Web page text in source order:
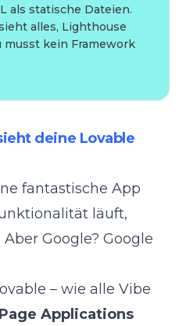
als statische Dateien.
alles, Lighthouse
musst kein Framework
deine Lovable
fantastische App
läuft,
Google? Google
– wie alle Vibe
Applications